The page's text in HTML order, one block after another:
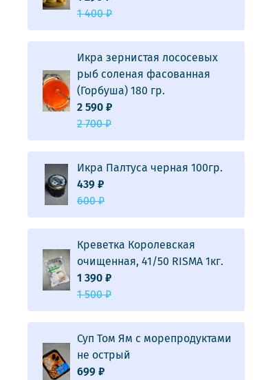
1 400 ₽
Икра зернистая лососевых
рыб соленая фасованная
(Горбуша) 180 гр.
2 590 ₽
2 700 ₽
Икра Палтуса черная 100гр.
439 ₽
600 ₽
Креветка Королевская
очищенная, 41/50 RISMA 1кг.
1 390 ₽
1 500 ₽
Суп Том Ям с морепродуктами
не острый
699 ₽